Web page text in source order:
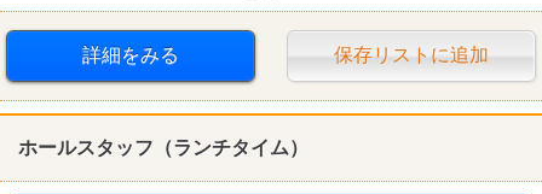
車・バイク通勤可 禁煙・分煙 本屋 BOOKOFF
詳細をみる 保存リストに追加
ホールスタッフ（ランチタイム）